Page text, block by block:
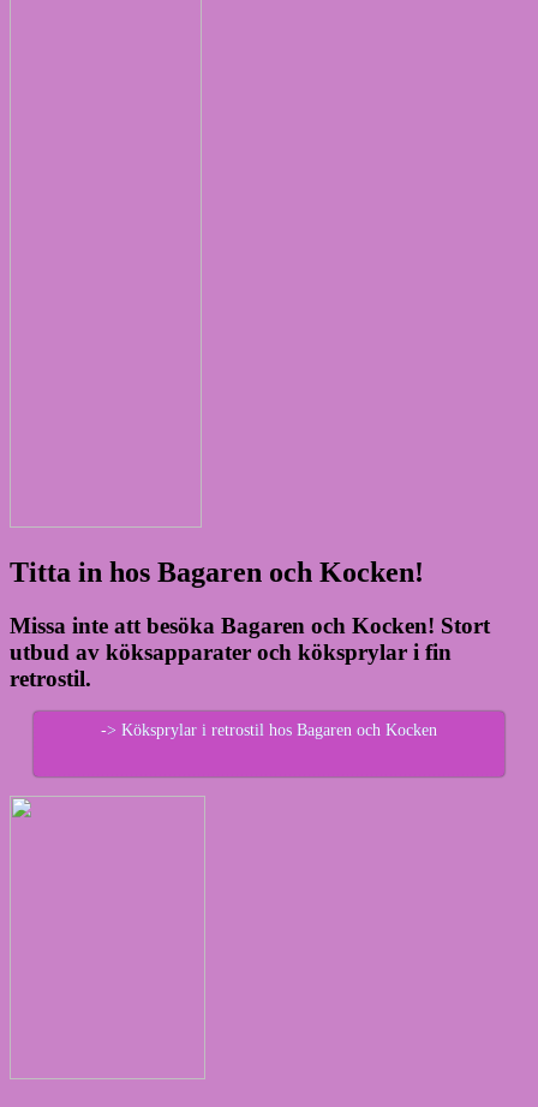
Titta in hos Bagaren och Kocken!
Missa inte att besöka Bagaren och Kocken! Stort
utbud av köksapparater och köksprylar i fin
retrostil.
-> Köksprylar i retrostil hos Bagaren och Kocken